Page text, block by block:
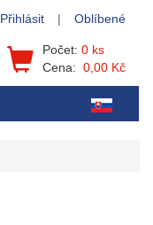
Přihlásit | Oblíbené
Počet: 0 ks
Cena: 0,00 Kč